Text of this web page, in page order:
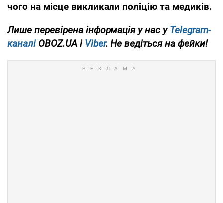
чого на місце викликали поліцію та медиків.
Лише перевірена інформація у нас уTelegram-
каналіOBOZ.UA і Viber. Не ведіться на фейки!